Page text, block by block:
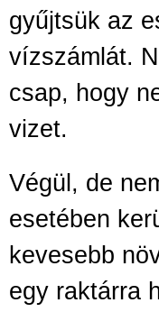
gyűjtsük az
vízszámlát.
csap, hogy
vizet.
Végül, de
esetében
kevesebb
egy raktárra